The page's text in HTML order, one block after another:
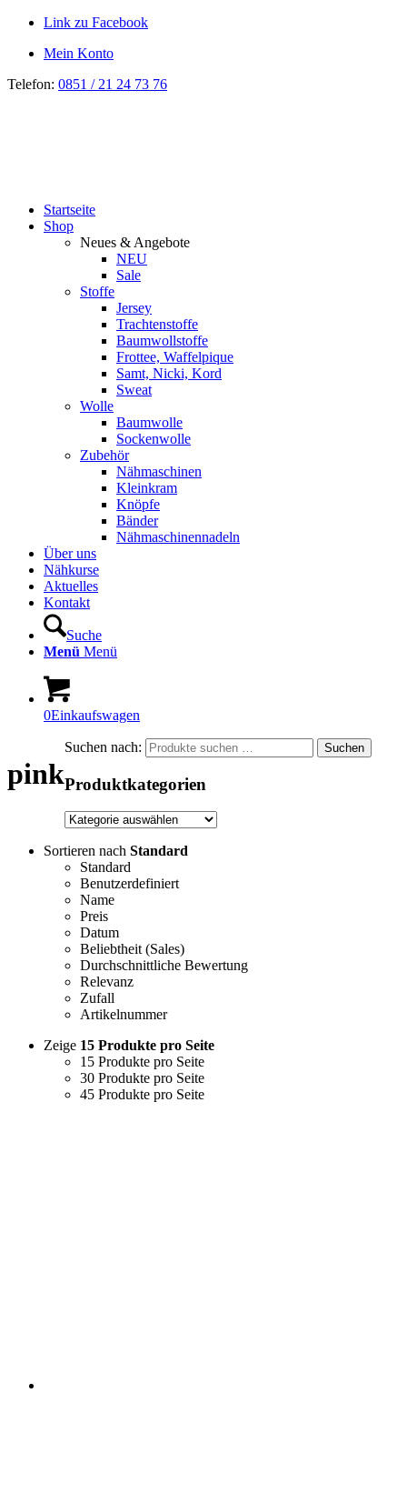
Link zu Facebook
Mein Konto
Telefon: 0851 / 21 24 73 76
Startseite
Shop
Neues & Angebote
NEU
Sale
Stoffe
Jersey
Trachtenstoffe
Baumwollstoffe
Frottee, Waffelpique
Samt, Nicki, Kord
Sweat
Wolle
Baumwolle
Sockenwolle
Zubehör
Nähmaschinen
Kleinkram
Knöpfe
Bänder
Nähmaschinennadeln
Über uns
Nähkurse
Aktuelles
Kontakt
Suche
Menü Menü
0Einkaufswagen
pink
Sortieren nach Standard
Standard
Benutzerdefiniert
Name
Preis
Datum
Beliebtheit (Sales)
Durchschnittliche Bewertung
Relevanz
Zufall
Artikelnummer
Zeige 15 Produkte pro Seite
15 Produkte pro Seite
30 Produkte pro Seite
45 Produkte pro Seite
Suchen nach: Suchen
Produktkategorien